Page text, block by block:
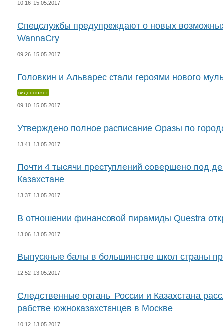
10:16 15.05.2017
Спецслужбы предупреждают о новых
WannaCry
09:26 15.05.2017
Головкин и Альварес стали героями нового
видеосюжет
09:10 15.05.2017
Утверждено полное расписание Оразы по
13:41 13.05.2017
Почти 4 тысячи преступлений совершено под
Казахстане
13:37 13.05.2017
В отношении финансовой пирамиды Questra
13:06 13.05.2017
Выпускные балы в большинстве школ страны
12:52 13.05.2017
Следственные органы России и Казахстана
рабстве южноказахстанцев в Москве
10:12 13.05.2017